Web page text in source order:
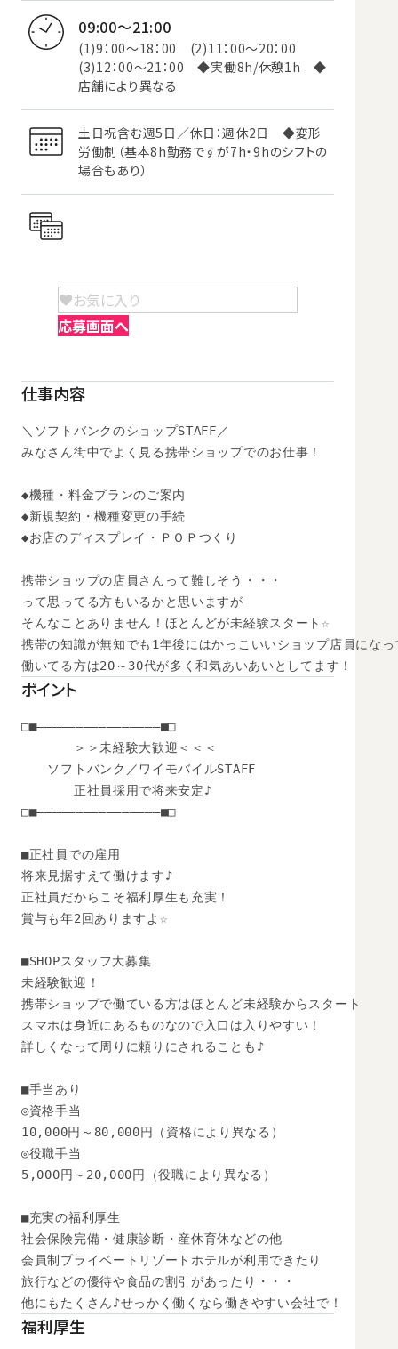
09:00～21:00
(1)9：00～18：00 (2)11：00～20：00
(3)12：00～21：00 ◆実働8h/休憩1h ◆
店舗により異なる
土日祝含む週5日／休日：週休2日 ◆変形
労働制（基本8h勤務ですが7h・9hのシフトの
場合もあり）
お気に入り
応募画面へ
仕事内容
＼ソフトバンクのショップSTAFF／
みなさん街中でよく見る携帯ショップでのお仕事！
◆機種・料金プランのご案内
◆新規契約・機種変更の手続
◆お店のディスプレイ・ＰＯＰつくり
携帯ショップの店員さんって難しそう・・・
って思ってる方もいるかと思いますが
そんなことありません！ほとんどが未経験スタート☆
携帯の知識が無知でも1年後にはかっこいいショップ店員にな
働いてる方は20～30代が多く和気あいあいとしてます！
ポイント
□■――――――――――――――――■□
＞＞未経験大歓迎＜＜＜
ソフトバンク／ワイモバイルSTAFF
正社員採用で将来安定♪
□■――――――――――――――――■□
■正社員での雇用
将来見据すえて働けます♪
正社員だからこそ福利厚生も充実！
賞与も年2回ありますよ☆
■SHOPスタッフ大募集
未経験歓迎！
携帯ショップで働ている方はほとんど未経験からスタート
スマホは身近にあるものなので入口は入りやすい！
詳しくなって周りに頼りにされることも♪
■手当あり
◎資格手当
10,000円～80,000円（資格により異なる）
◎役職手当
5,000円～20,000円（役職により異なる）
■充実の福利厚生
社会保険完備・健康診断・産休育休などの他
会員制プライベートリゾートホテルが利用できたり
旅行などの優待や食品の割引があったり・・・
他にもたくさん♪せっかく働くなら働きやすい会社で！
福利厚生